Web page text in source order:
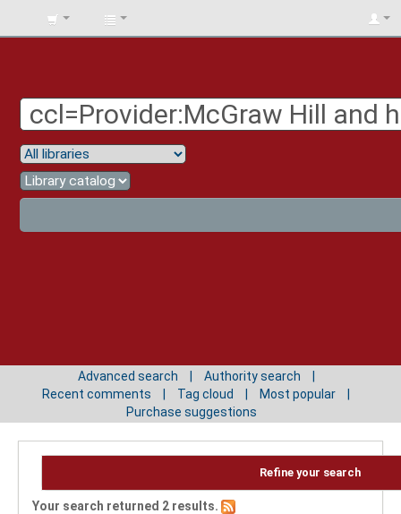
BIBLIOTECA
Advanced search
Authority search
Recent comments
Tag cloud
Most popular
Purchase suggestions
Refine your search
Your search returned 2 results.